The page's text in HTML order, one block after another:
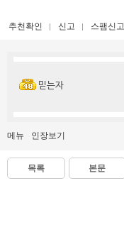
추천확인 신고 스팸신고
믿는자
메뉴 인장보기
목록 본문